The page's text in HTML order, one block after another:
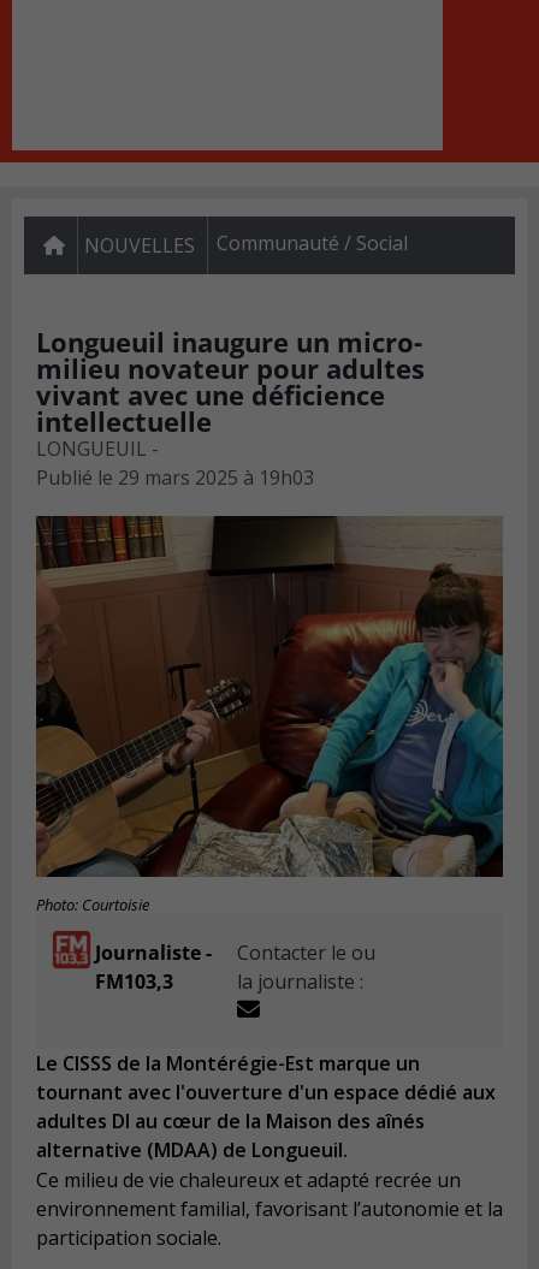
NOUVELLES Communauté / Social
Longueuil inaugure un micro-
milieu novateur pour adultes
vivant avec une déficience
intellectuelle
LONGUEUIL -
Publié le 29 mars 2025 à 19h03
Photo: Courtoisie
Journaliste -
FM103,3
Contacter le ou
la journaliste :
Le CISSS de la Montérégie-Est marque un
tournant avec l'ouverture d'un espace dédié aux
adultes DI au cœur de la Maison des aînés
alternative (MDAA) de Longueuil.
Ce milieu de vie chaleureux et adapté recrée un
environnement familial, favorisant l’autonomie et la
participation sociale.